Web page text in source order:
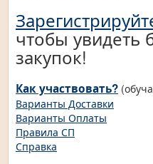
чтобы увидеть
закупок!
Как участвовать?
Варианты Доставки
Варианты Оплаты
Правила СП
Справка